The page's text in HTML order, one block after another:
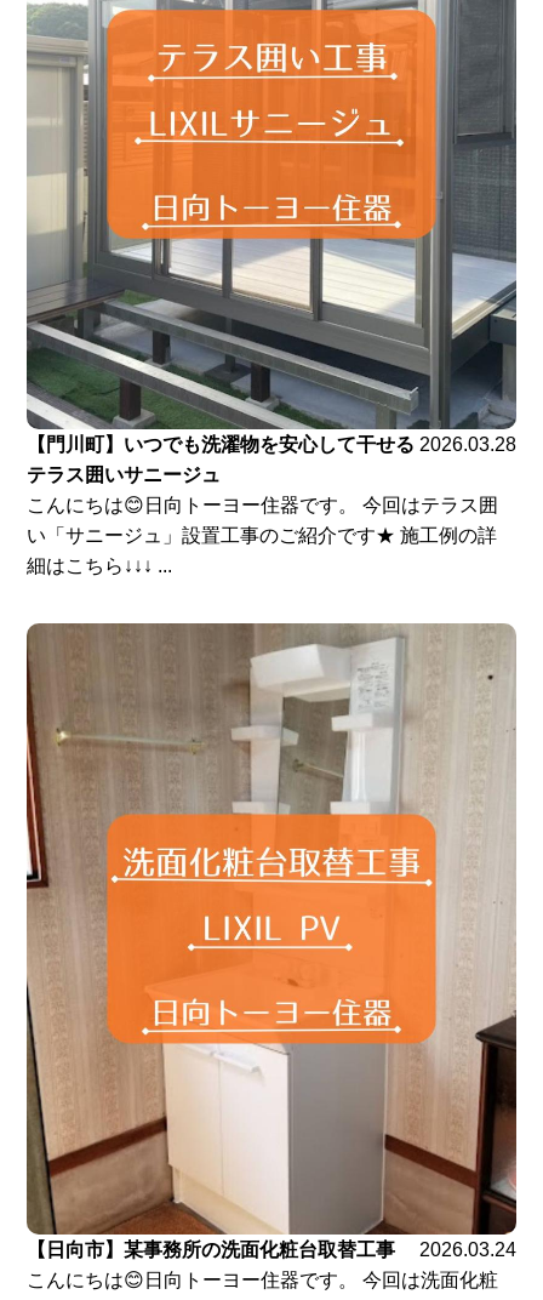
【門川町】いつでも洗濯物を安心して干せる
テラス囲いサニージュ
2026.03.28
こんにちは😊日向トーヨー住器です。 今回はテラス囲
い「サニージュ」設置工事のご紹介です★ 施工例の詳
細はこちら↓↓↓ ...
【日向市】某事務所の洗面化粧台取替工事
2026.03.24
こんにちは😊日向トーヨー住器です。 今回は洗面化粧